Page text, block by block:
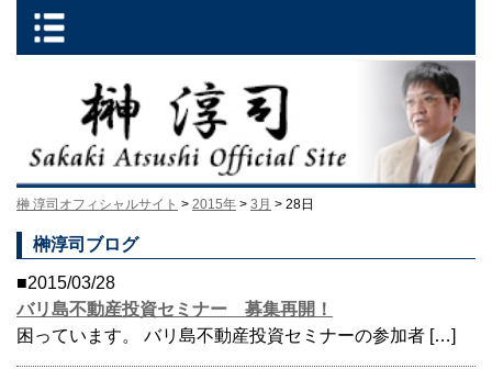
榊 淳司オフィシャルサイト > 2015年 > 3月 > 28日
榊淳司ブログ
■2015/03/28
バリ島不動産投資セミナー 募集再開！
困っています。 バリ島不動産投資セミナーの参加者 […]